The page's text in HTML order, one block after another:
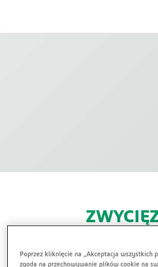
którzy otrzymają od nas
Poprzez kliknięcie na „Akceptacja wszystkich
zgoda na przechowywanie plików cookie na